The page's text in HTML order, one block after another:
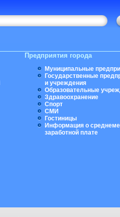
Предприятия города
Муниципальные
Государственные
и учреждения
Образовательные
Здравоохранение
Спорт
СМИ
Гостиницы
Информация о
заработной плате